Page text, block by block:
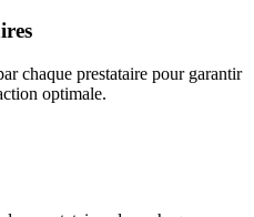
chaque prestataire pour garantir
optimale.